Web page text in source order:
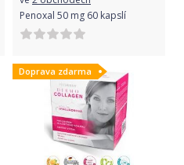
Penoxal 50 mg 60 kapslí
Doprava zdarma